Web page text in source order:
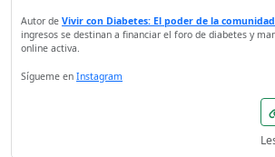
Autor de Vivir con Diabetes: El poder de la
ingresos se destinan a financiar el foro de diabetes y
online activa.
Sígueme en Instagram